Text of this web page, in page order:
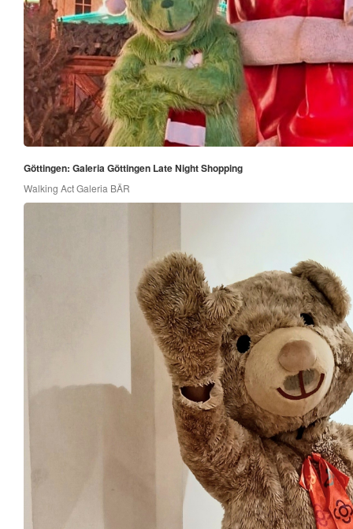
Göttingen: Galeria Göttingen Late Night Shopping
Walking Act Galeria BÄR